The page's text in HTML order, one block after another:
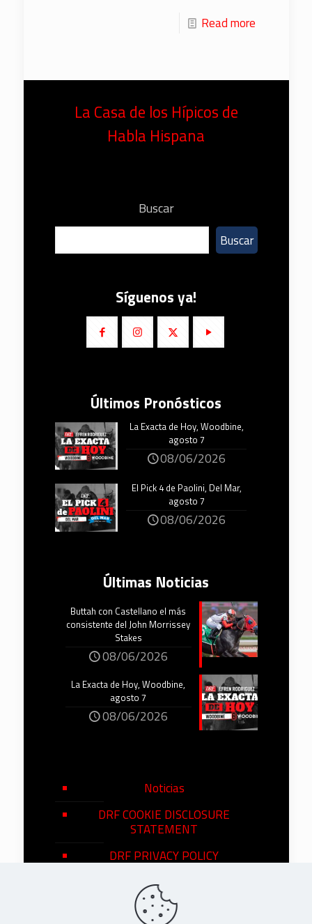
Read more
La Casa de los Hípicos de
Habla Hispana
Buscar
Buscar
Síguenos ya!
Últimos Pronósticos
La Exacta de Hoy, Woodbine,
agosto 7
08/06/2026
El Pick 4 de Paolini, Del Mar,
agosto 7
08/06/2026
Últimas Noticias
Buttah con Castellano el más
consistente del John Morrissey
Stakes
08/06/2026
La Exacta de Hoy, Woodbine,
agosto 7
08/06/2026
Noticias
DRF COOKIE DISCLOSURE
STATEMENT
DRF PRIVACY POLICY